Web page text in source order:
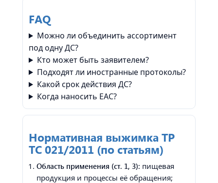
FAQ
Можно ли объединить ассортимент
под одну ДС?
Кто может быть заявителем?
Подходят ли иностранные протоколы?
Какой срок действия ДС?
Когда наносить EAC?
Нормативная выжимка ТР
ТС 021/2011 (по статьям)
Область применения (ст. 1, 3): пищевая
продукция и процессы её обращения;